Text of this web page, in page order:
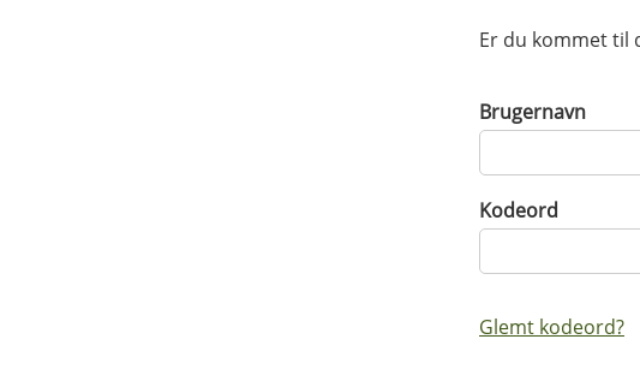
Er du kommet til
Brugernavn
Kodeord
Glemt kodeord?